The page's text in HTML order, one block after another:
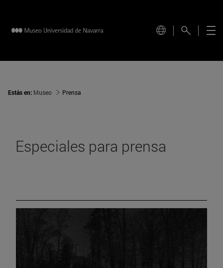
Estás en: Museo Prensa
Especiales para prensa